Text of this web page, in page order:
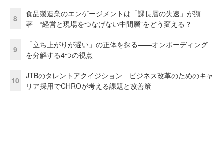
8
食品製造業のエンゲージメントは「課長層の失速」が顕
著 “経営と現場をつなげない中間層”をどう変える？
9
「立ち上がりが遅い」の正体を探る——オンボーディング
を分解する4つの視点
10
JTBのタレントアクイジション ビジネス改革のためのキャ
リア採用でCHROが考える課題と改善策